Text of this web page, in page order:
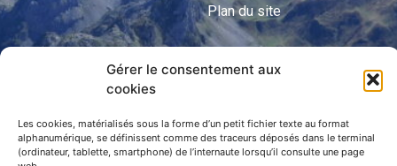
Gérer le consentement aux
cookies
Les cookies, matérialisés sous la forme d’un petit fichier texte au format
alphanumérique, se définissent comme des traceurs déposés dans le terminal
(ordinateur, tablette, smartphone) de l’internaute lorsqu’il consulte une page
Plan du site
Parc national des Pyrénées